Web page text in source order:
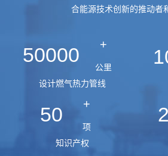
合能源技术创新的推动者
50000 +
公里
设计燃气热力管线
50 +
项
知识产权